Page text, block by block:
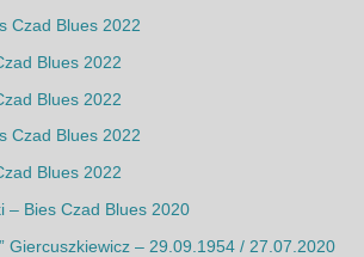
Czad Blues 2022
Blues 2022
Blues 2022
Czad Blues 2022
Blues 2022
– Bies Czad Blues 2020
Giercuszkiewicz – 29.09.1954 / 27.07.2020